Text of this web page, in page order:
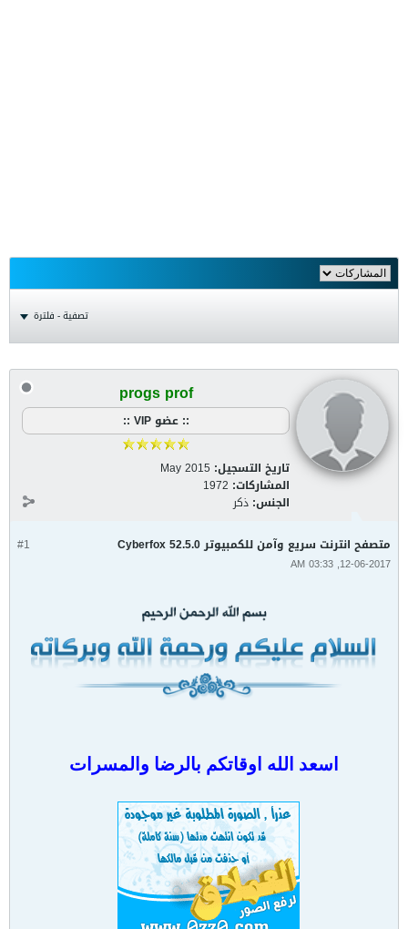
تصفية - فلترة
progs prof
:: عضو VIP ::
تاريخ التسجيل: May 2015
المشاركات: 1972
الجنس: ذكر
#1 متصفح انترنت سريع وآمن للكمبيوتر Cyberfox 52.5.0
12-06-2017, 03:33 AM
اسعد الله اوقاتكم بالرضا والمسرات